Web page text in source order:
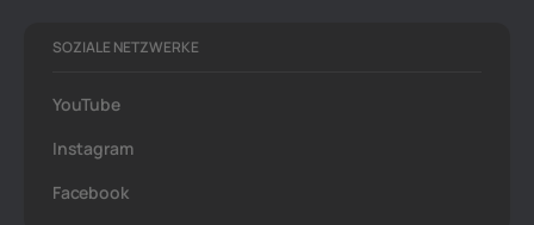
SOZIALE NETZWERKE
YouTube
Instagram
Facebook